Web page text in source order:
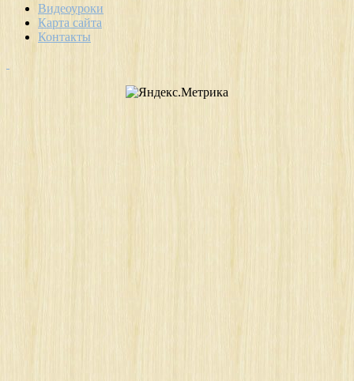
Видеоуроки
Карта сайта
Контакты